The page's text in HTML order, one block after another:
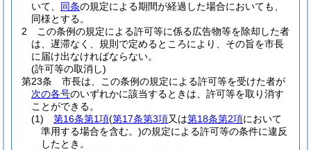
いて、 同条の規定による期間が経過した場合においても、
同様とする。
2
この条例の規定による許可等に係る広告物等を除却した者
は、遅滞なく、規則で定めるところにより、その旨を市長
に届け出なければならない。
(許可等の取消し)
第23条
市長は、この条例の規定による許可等を受けた者が
次の各号のいずれかに該当するときは、許可等を取り消す
ことができる。
(1)
第16条第1項(第17条第3項又は第18条第2項において
準用する場合を含む。)の規定による許可等の条件に違反
したとき。